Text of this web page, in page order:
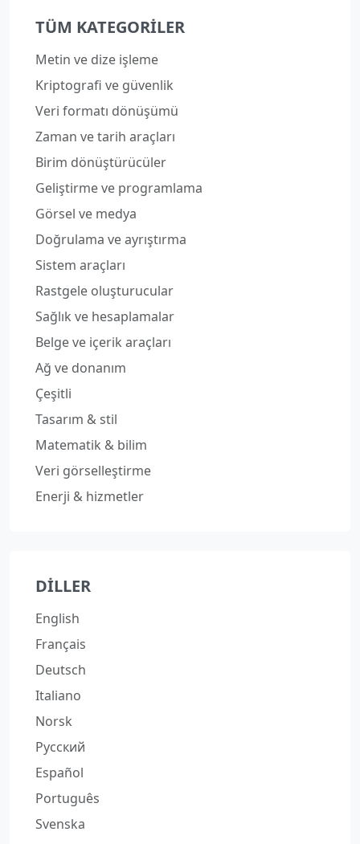
TÜM KATEGORILER
Metin ve dize işleme
Kriptografi ve güvenlik
Veri formatı dönüşümü
Zaman ve tarih araçları
Birim dönüştürücüler
Geliştirme ve programlama
Görsel ve medya
Doğrulama ve ayrıştırma
Sistem araçları
Rastgele oluşturucular
Sağlık ve hesaplamalar
Belge ve içerik araçları
Ağ ve donanım
Çeşitli
Tasarım & stil
Matematik & bilim
Veri görselleştirme
Enerji & hizmetler
DILLER
English
Français
Deutsch
Italiano
Norsk
Русский
Español
Português
Svenska